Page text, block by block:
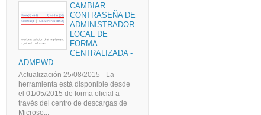
CAMBIAR
CONTRASEÑA DE
ADMINISTRADOR
LOCAL DE
FORMA
CENTRALIZADA -
ADMPWD
Actualización 25/08/2015 - La
herramienta está disponible desde
el 01/05/2015 de forma oficial a
través del centro de descargas de
Microso...